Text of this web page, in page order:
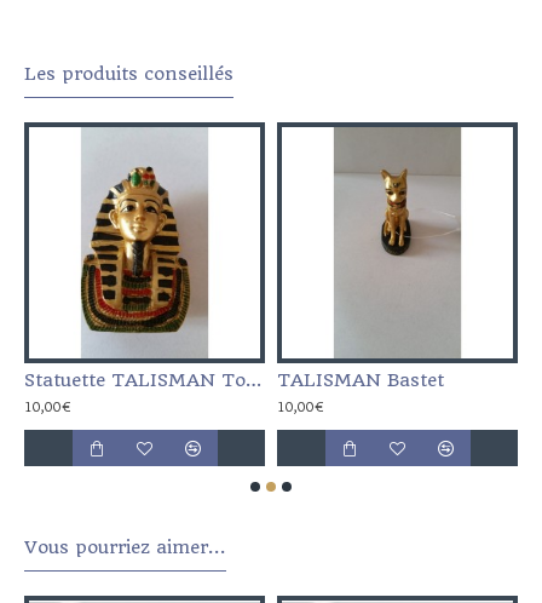
Les produits conseillés
Statuette TALISMAN Touthankhamon
10,00€
TALISMAN Bastet
10,00€
Vous pourriez aimer...